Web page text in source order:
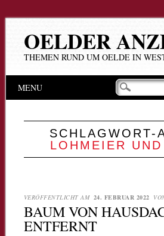
OELDER
THEMEN RUND UM OELDE IN
Hauptmenü
Inhalt
MENU
SCHLAGWORT-
LOHMEIER
VERÖFFENTLICHT AM 24. FEBRUAR 2022
BAUM VON
ENTFERNT